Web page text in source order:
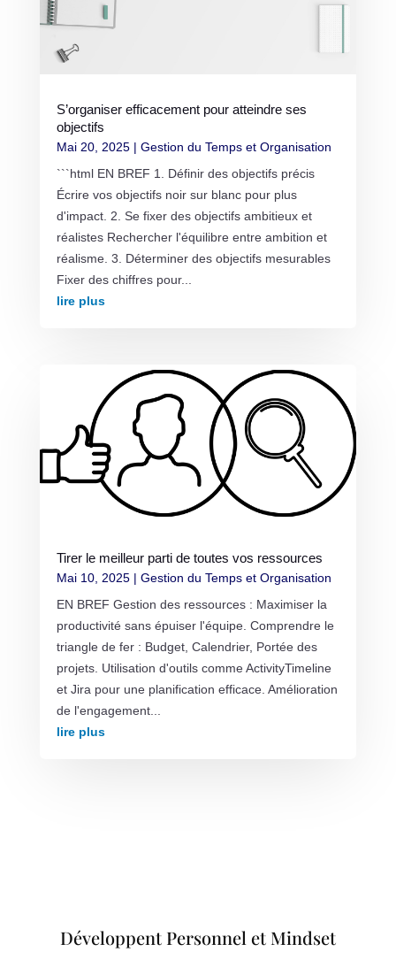
S’organiser efficacement pour atteindre ses
objectifs
Mai 20, 2025| Gestion du Temps et Organisation
```html EN BREF 1. Définir des objectifs précis
Écrire vos objectifs noir sur blanc pour plus
d'impact. 2. Se fixer des objectifs ambitieux et
réalistes Rechercher l'équilibre entre ambition et
réalisme. 3. Déterminer des objectifs mesurables
Fixer des chiffres pour...
lire plus
Tirer le meilleur parti de toutes vos ressources
Mai 10, 2025| Gestion du Temps et Organisation
EN BREF Gestion des ressources : Maximiser la
productivité sans épuiser l'équipe. Comprendre le
triangle de fer : Budget, Calendrier, Portée des
projets. Utilisation d'outils comme ActivityTimeline
et Jira pour une planification efficace. Amélioration
de l'engagement...
lire plus
Développent Personnel et Mindset